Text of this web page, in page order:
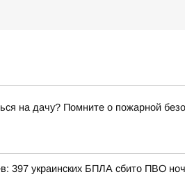
на дачу? Помните о пожарной
397 украинских БПЛА сбито ПВО